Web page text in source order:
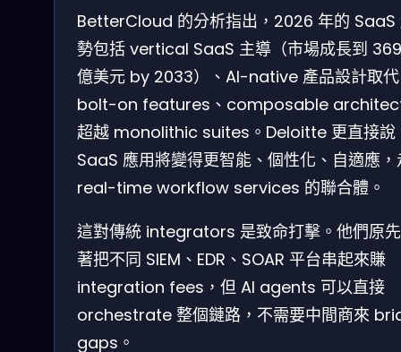
BetterCloud 的分析指出，2026 年的 SaaS
勢包括 vertical SaaS 主導（市場成長到
億美元 by 2033）、AI-native 產品設計取代
bolt-on features、composable
超越 monolithic suites。Deloitte 更直接說
SaaS 應用將變得更智能、個性化、自適應，
real-time workflow services 的聯合體。
這對傳統 integrators 是致命打擊。他們原
著把不同 SIEM、EDR、SOAR 平台串起來賺
integration fees，但 AI agents 可以直接
orchestrate 整個鏈路，不需要中間商來
gaps。